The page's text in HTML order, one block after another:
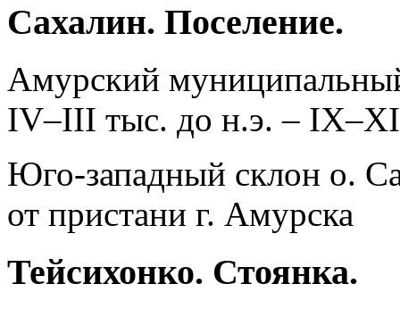
Сахалин. Поселение.
Амурский
IV–III тыс. до н.э. –
Юго-западный склон о.
от пристани г. Амурска
Тейсихонко. Стоянка.